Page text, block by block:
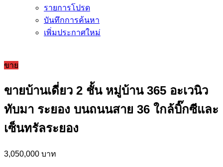
รายการโปรด
บันทึกการค้นหา
เพิ่มประกาศใหม่
ขาย
ขายบ้านเดี่ยว 2 ชั้น หมู่บ้าน 365 อะเวนิว
ทับมา ระยอง บนถนนสาย 36 ใกล้บิ๊กซีและ
เซ็นทรัลระยอง
3,050,000 บาท